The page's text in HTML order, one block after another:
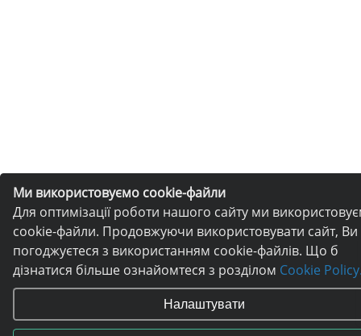
Ми використовуємо cookie-файли
Для оптимізації роботи нашого сайту ми
cookie-файли. Продовжуючи використовувати сайт, Ви
погоджуєтеся з використанням cookie-файлів. Що б
дізнатися більше ознайомтеся з розділом Cookie
Налаштувати